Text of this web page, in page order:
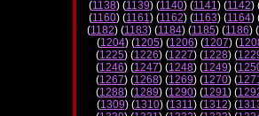
(1138) (1139) (1140) (1141) (1142)
(1160) (1161) (1162) (1163) (1164)
(1182) (1183) (1184) (1185) (1186) (
(1204) (1205) (1206) (1207) (
(1225) (1226) (1227) (1228) (
(1246) (1247) (1248) (1249) (
(1267) (1268) (1269) (1270) (
(1288) (1289) (1290) (1291) (
(1309) (1310) (1311) (1312) (